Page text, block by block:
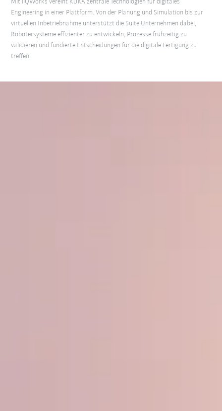
Mit iiQWorks vereint KUKA zentrale Technologien für digitales
Engineering in einer Plattform. Von der Planung und Simulation bis zur
virtuellen Inbetriebnahme unterstützt die Suite Unternehmen dabei,
Robotersysteme effizienter zu entwickeln, Prozesse frühzeitig zu
validieren und fundierte Entscheidungen für die digitale Fertigung zu
treffen.